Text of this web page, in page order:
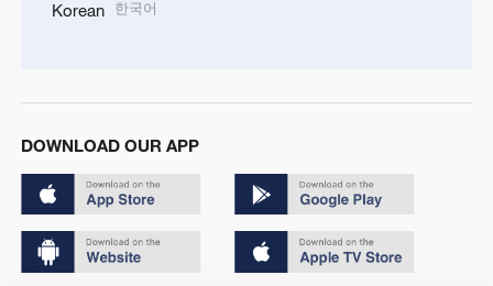
Korean 한국어
DOWNLOAD OUR APP